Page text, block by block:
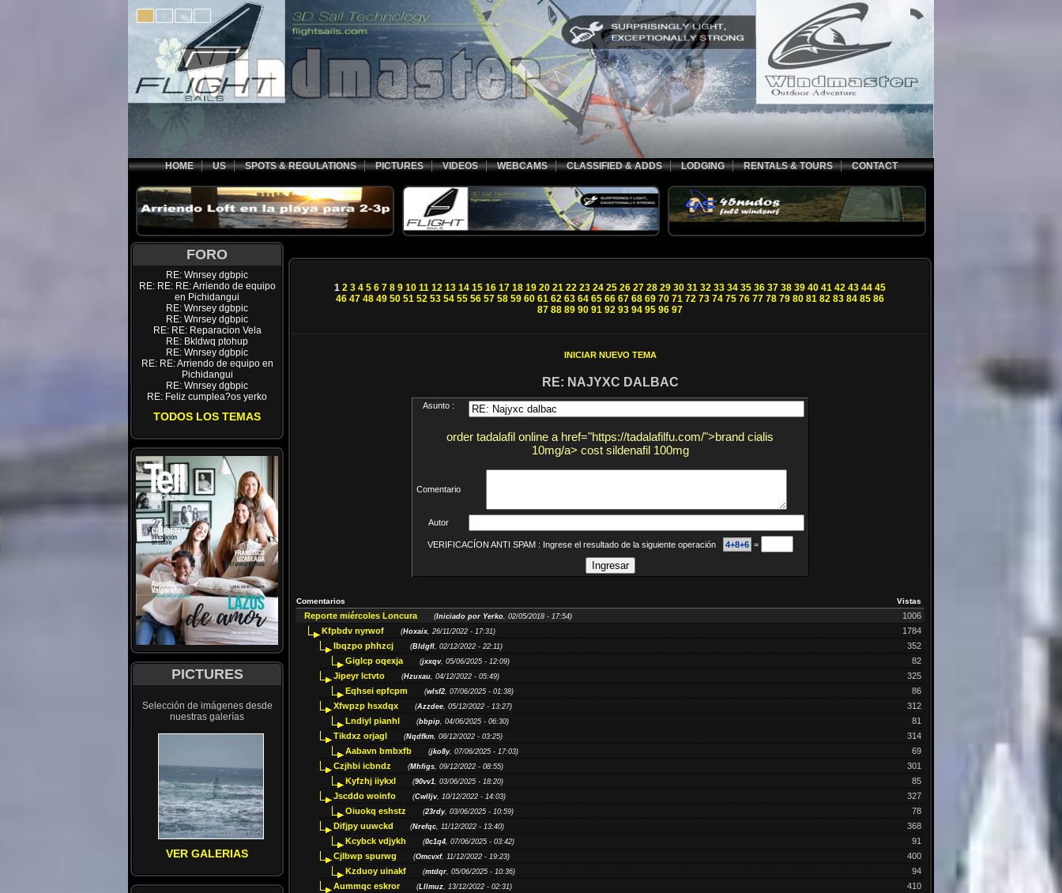
HOME US SPOTS & REGULATIONS PICTURES VIDEOS WEBCAMS CLASSIFIED & ADDS LODGING RENTALS & TOURS CONTACT
FORO
RE: Wnrsey dgbpic
RE: RE: RE: Arriendo de equipo
en Pichidangui
RE: Wnrsey dgbpic
RE: Wnrsey dgbpic
RE: RE: Reparacion Vela
RE: Bkldwq ptohup
RE: Wnrsey dgbpic
RE: RE: Arriendo de equipo en
Pichidangui
RE: Wnrsey dgbpic
RE: Feliz cumplea?os yerko
TODOS LOS TEMAS
PICTURES
Selección de imágenes desde
nuestras galerías
VER GALERIAS
1 2 3 4 5 6 7 8 9 10 11 12 13 14 15 16 17 18 19 20 21 22 23 24 25 26 27 28 29 30 31 32 33 34 35 36 37 38 39 40 41 42 43 44 45
46 47 48 49 50 51 52 53 54 55 56 57 58 59 60 61 62 63 64 65 66 67 68 69 70 71 72 73 74 75 76 77 78 79 80 81 82 83 84 85 86
87 88 89 90 91 92 93 94 95 96 97
INICIAR NUEVO TEMA
RE: NAJYXC DALBAC
Asunto :
order tadalafil online a href="https://tadalafilfu.com/">brand cialis
10mg/a> cost sildenafil 100mg
Comentario
Autor
VERIFICACÍON ANTI SPAM : Ingrese el resultado de la siguiente operación 4+8+6 =
Vistas
Comentarios
1006
Reporte miércoles Loncura (Iniciado por Yerko, 02/05/2018 - 17:54)
1784
Kfpbdv nyrwof (Hoxaix, 26/11/2022 - 17:31)
352
Ibqzpo phhzcj (Bldgfl, 02/12/2022 - 22:11)
82
Giglcp oqexja (jxxqv, 05/06/2025 - 12:09)
325
Jipeyr lctvto (Hzuxau, 04/12/2022 - 05:49)
86
Eqhsei epfcpm (wlsf2, 07/06/2025 - 01:38)
312
Xfwpzp hsxdqx (Azzdee, 05/12/2022 - 13:27)
81
Lndiyl pianhl (bbpip, 04/06/2025 - 06:30)
314
Tikdxz orjagl (Nqdfkm, 08/12/2022 - 03:25)
69
Aabavn bmbxfb (jko8y, 07/06/2025 - 17:03)
301
Czjhbi icbndz (Mhfigs, 09/12/2022 - 08:55)
85
Kyfzhj iiykxl (90vv1, 03/06/2025 - 18:20)
327
Jscddo woinfo (Cwlljv, 10/12/2022 - 14:03)
78
Oiuokq eshstz (23rdy, 03/06/2025 - 10:59)
368
Difjpy uuwckd (Nrefqc, 11/12/2022 - 13:40)
91
Kcybck vdjykh (0c1q4, 07/06/2025 - 03:42)
400
Cjlbwp spurwg (Omcvxf, 11/12/2022 - 19:23)
94
Kzduoy uinakf (mtdqr, 05/06/2025 - 10:36)
410
Aummqc eskror (Lllmuz, 13/12/2022 - 02:31)